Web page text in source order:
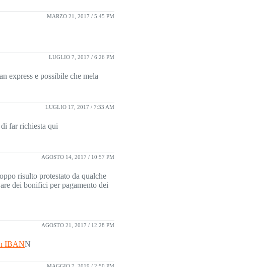
MARZO 21, 2017 / 5:45 PM
LUGLIO 7, 2017 / 6:26 PM
express e possibile che mela
LUGLIO 17, 2017 / 7:33 AM
far richiesta qui
AGOSTO 14, 2017 / 10:57 PM
risulto protestato da qualche
dei bonifici per pagamento dei
AGOSTO 21, 2017 / 12:28 PM
IBANN